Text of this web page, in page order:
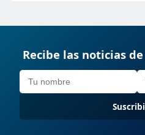
Recibe las noticias